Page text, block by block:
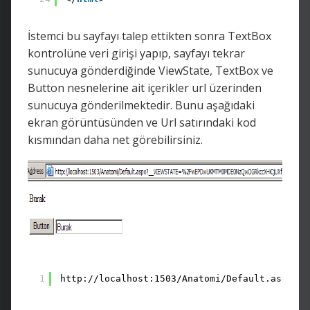
İstemci bu sayfayı talep ettikten sonra TextBox
kontrolüne veri girişi yapıp, sayfayı tekrar
sunucuya gönderdiğinde ViewState, TextBox ve
Button nesnelerine ait içerikler url üzerinden
sunucuya gönderilmektedir. Bunu aşağıdaki
ekran görüntüsünden ve Url satırındaki kod
kısmından daha net görebilirsiniz.
1 http://localhost:1503/Anatomi/